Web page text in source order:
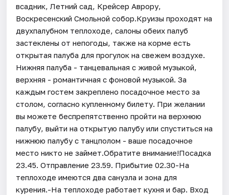
всадник, Летний сад, Крейсер Аврору,
Воскресенский Смольной собор.Круизы проходят на
двухпалубном теплоходе, салоны обеих палуб
застеклены от непогоды, также на корме есть
открытая палуба для прогулок на свежем воздухе.
Нижняя палуба - танцевальная с живой музыкой,
верхняя - романтичная с фоновой музыкой. За
каждым гостем закреплено посадочное место за
столом, согласно купленному билету. При желании
вы можете беспрепятственно пройти на верхнюю
палубу, выйти на открытую палубу или спуститься на
нижнюю палубу с танцполом - ваше посадочное
место никто не займет.Обратите внимание!Посадка
23.45. Отправление 23.59. Прибытие 02.30-На
теплоходе имеются два санузла и зона для
курения.-На теплоходе работает кухня и бар. Вход